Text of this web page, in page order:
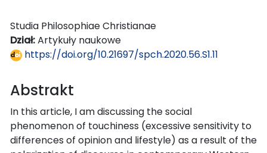
Studia Philosophiae Christianae
Dział:Artykuły naukowe
https://doi.org/10.21697/spch.2020.56.S1.11
Abstrakt
In this article, I am discussing the social
phenomenon of touchiness (excessive sensitivity to
differences of opinion and lifestyle) as a result of the